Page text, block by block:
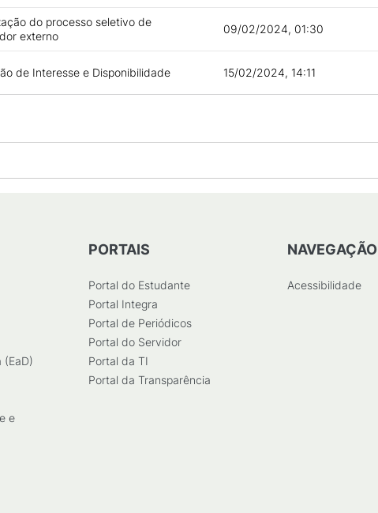
do processo seletivo de
externo
09/02/2024, 01:30
de Interesse e Disponibilidade 15/02/2024, 14:11
(EaD)
e
PORTAIS
Portal do Estudante
Portal Integra
Portal de Periódicos
Portal do Servidor
Portal da TI
Portal da Transparência
NAVEGAÇÃO
Acessibilidade